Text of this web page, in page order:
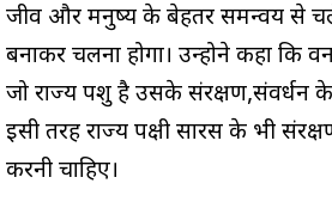
जीव और मनुष्य के बेहतर समन्वय से
बनाकर चलना होगा। उन्होने कहा कि
जो राज्य पशु है उसके संरक्षण,संवर्धन के
इसी तरह राज्य पक्षी सारस के भी
करनी चाहिए।